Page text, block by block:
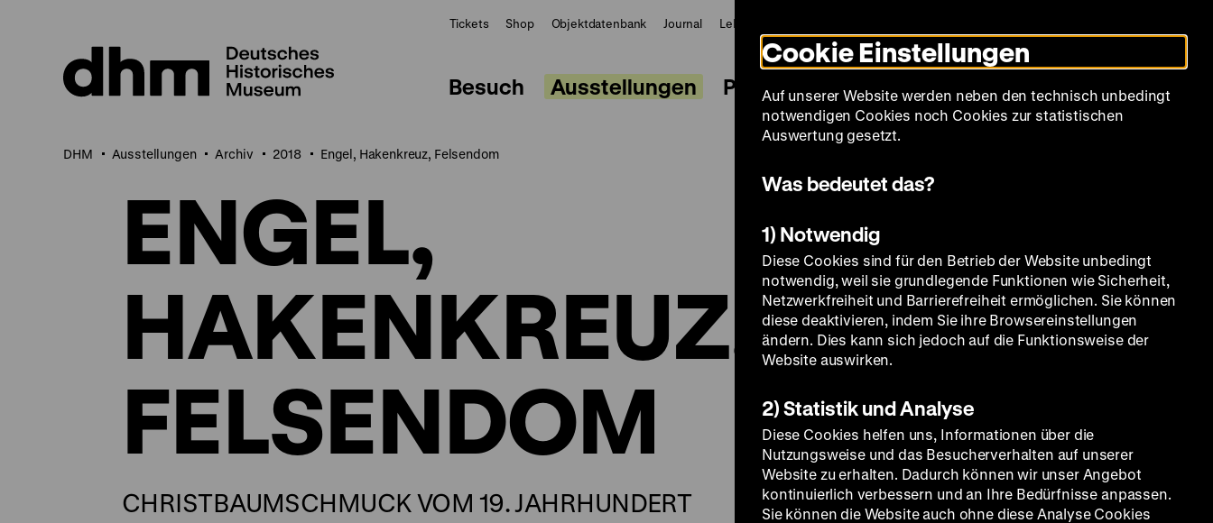
Seiteninhalt
springen
Tickets Shop Objektdatenbank Journal LeMO
Modus
umschalten
zum
Deutschen
Historischen
in
Deutscher
zum
Deutschen
Historischen
in
Leichter
Besuch Ausstellungen Programm Sammlung Bildung Museum
DHM Ausstellungen Archiv 2018 Engel, Hakenkreuz, Felsendom
ENGEL,
HAKENKREUZ,
FELSENDOM
CHRISTBAUMSCHMUCK VOM 19. JAHRHUNDERT
Cookie Einstellungen
Auf unserer Website werden neben den technisch unbedingt
notwendigen Cookies noch Cookies zur statistischen
Auswertung gesetzt.
Was bedeutet das?
1) Notwendig
Diese Cookies sind für den Betrieb der Website unbedingt
notwendig, weil sie grundlegende Funktionen wie Sicherheit,
Netzwerkfreiheit und Barrierefreiheit ermöglichen. Sie können
diese deaktivieren, indem Sie ihre Browsereinstellungen
ändern. Dies kann sich jedoch auf die Funktionsweise der
Website auswirken.
2) Statistik und Analyse
Diese Cookies helfen uns, Informationen über die
Nutzungsweise und das Besucherverhalten auf unserer
Website zu erhalten. Dadurch können wir unser Angebot
kontinuierlich verbessern und an Ihre Bedürfnisse anpassen.
Sie können die Website auch ohne diese Analyse Cookies